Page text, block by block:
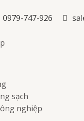
0979-747-926
sạch
nghiệp